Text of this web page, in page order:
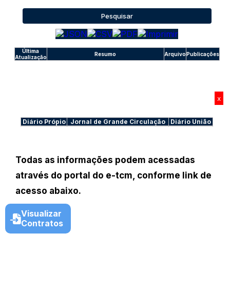
Pesquisar
Última
Atualização
Resumo ArquivoPublicações
x
Diário Própio Jornal de Grande Circulação Diário União
Todas as informações podem acessadas
através do portal do e-tcm, conforme link de
acesso abaixo.
Visualizar
Contratos